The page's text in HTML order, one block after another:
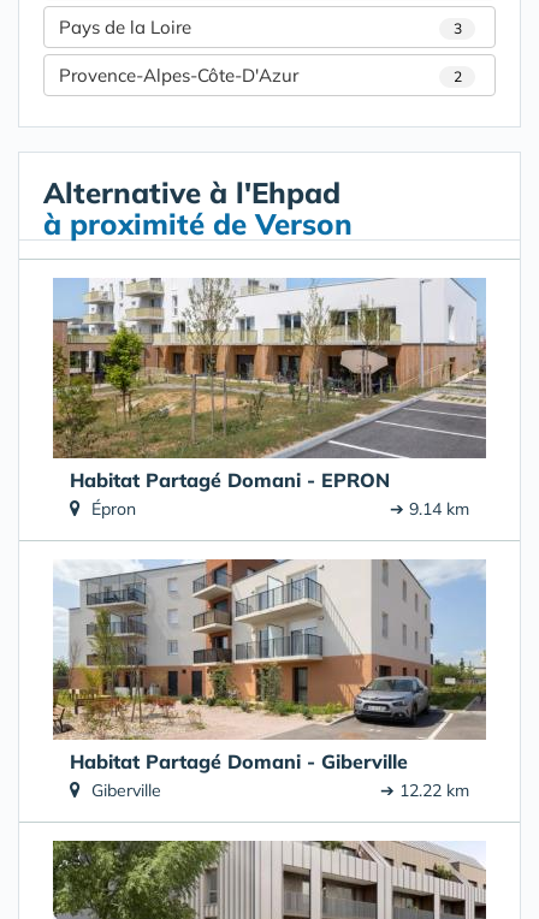
Pays de la Loire 3
Provence-Alpes-Côte-D'Azur 2
Alternative à l'Ehpad
à proximité de Verson
Habitat Partagé Domani - EPRON
Épron ➔ 9.14 km
Habitat Partagé Domani - Giberville
Giberville ➔ 12.22 km